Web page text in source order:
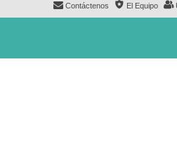
El Equipo
Contáctenos